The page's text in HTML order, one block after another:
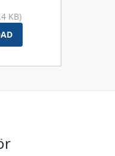
KB)